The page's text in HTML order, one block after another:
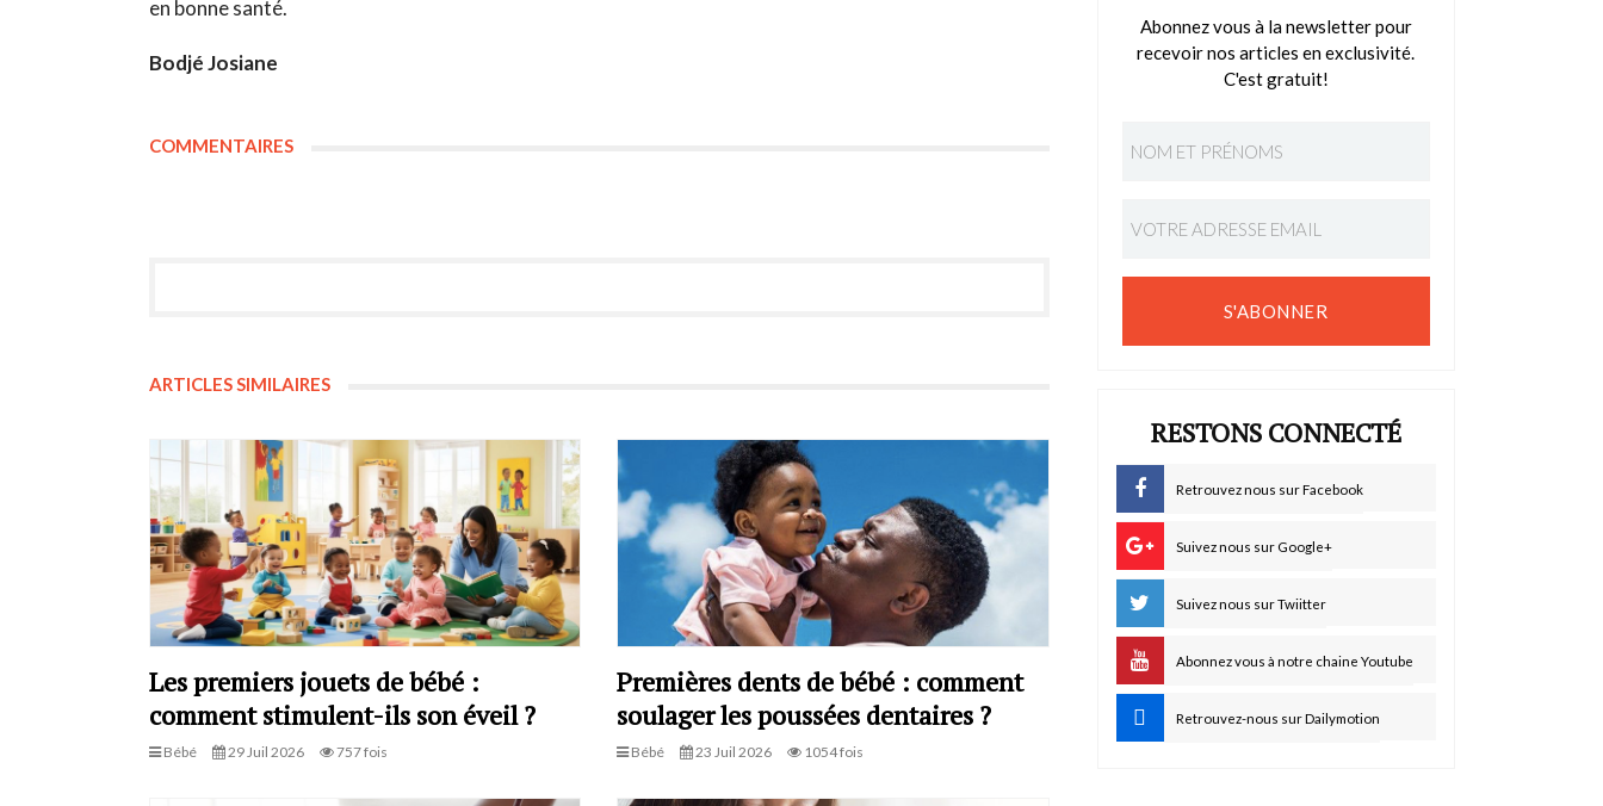
en bonne santé.
Bodjé Josiane
COMMENTAIRES
ARTICLES SIMILAIRES
Les premiers jouets de bébé :
comment stimulent-ils son éveil ?
Bébé 29 Juil 2026 757 fois
Premières dents de bébé : comment
soulager les poussées dentaires ?
Bébé 23 Juil 2026 1054 fois
Abonnez vous à la newsletter pour
recevoir nos articles en exclusivité.
C'est gratuit!
S'ABONNER
RESTONS CONNECTÉ
Retrouvez nous sur Facebook
Suivez nous sur Google+
Suivez nous sur Twiitter
Abonnez vous à notre chaine Youtube
Retrouvez-nous sur Dailymotion